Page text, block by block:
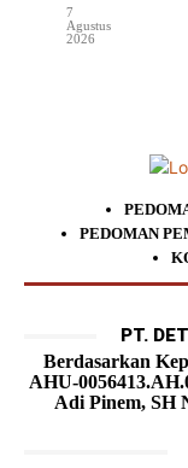
7
Agustus
2026
PEDOMAN
PT.
Berdasarkan
AHU-
Adi Pinem, SH